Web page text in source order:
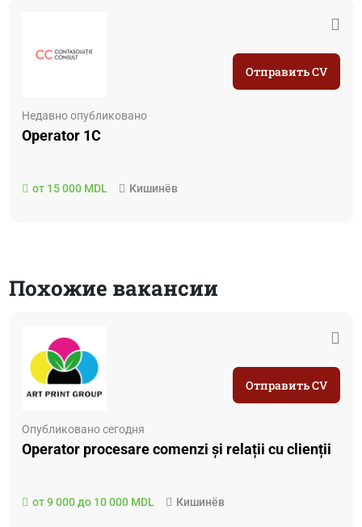
Недавно опубликовано
Operator 1C
от 15 000 MDL Кишинёв
Отправить CV
Похожие вакансии
Опубликовано сегодня
Operator procesare comenzi și relații cu clienții
от 9 000 до 10 000 MDL Кишинёв
Отправить CV